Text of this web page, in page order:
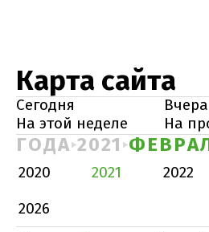
Карта сайта
Сегодня
Вчера
На этой неделе
На
ГОДА 2021
2020 2021 2022
2026